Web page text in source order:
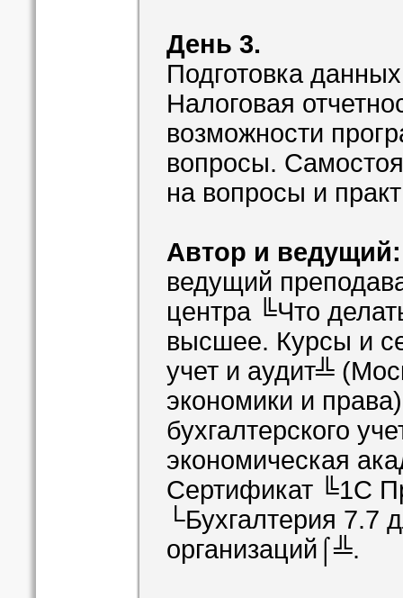
День 3.
Подготовка
Налоговая
возможности
вопросы.
на вопросы и
Автор и
ведущий
центра ╚Что
высшее. Курсы и
учет и аудит╩
экономики и
бухгалтерского
экономическая
Сертификат ╚1С
└Бухгалтерия 7.7
организаций⌠╩.